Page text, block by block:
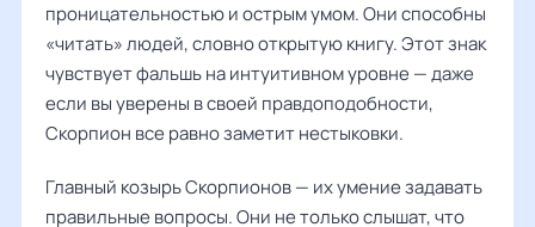
проницательностью и острым умом. Они способны
«читать» людей, словно открытую книгу. Этот знак
чувствует фальшь на интуитивном уровне — даже
если вы уверены в своей правдоподобности,
Скорпион все равно заметит нестыковки.
Главный козырь Скорпионов — их умение задавать
правильные вопросы. Они не только слышат, что